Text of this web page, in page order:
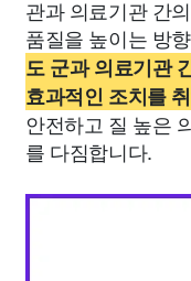
관과 의료기관 간
품질을 높이는 방
도 군과 의료기관
효과적인 조치를
안전하고 질 높은
를 다짐합니다.